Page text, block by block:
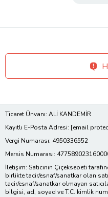
Ticaret Ünvanı: ALİ KANDEMİR
Kayıtlı E-Posta Adresi: [email
Vergi Numarası: 4950336552
Mersis Numarası:
İletişim: Satıcının Çiçeksepeti
birlikte tacir/esnaf/sanatkar olan
tacir/esnaf/sanatkar olmayan
bilgisi, ad, soyad ve T.C. kimlik